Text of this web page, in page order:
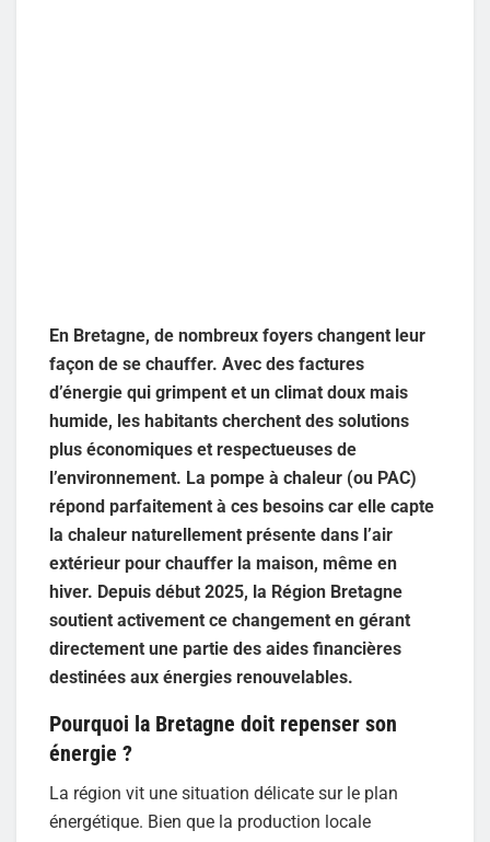
En Bretagne, de nombreux foyers changent leur
façon de se chauffer. Avec des factures
d’énergie qui grimpent et un climat doux mais
humide, les habitants cherchent des solutions
plus économiques et respectueuses de
l’environnement. La pompe à chaleur (ou PAC)
répond parfaitement à ces besoins car elle capte
la chaleur naturellement présente dans l’air
extérieur pour chauffer la maison, même en
hiver. Depuis début 2025, la Région Bretagne
soutient activement ce changement en gérant
directement une partie des aides financières
destinées aux énergies renouvelables.
Pourquoi la Bretagne doit repenser son
énergie ?
La région vit une situation délicate sur le plan
énergétique. Bien que la production locale